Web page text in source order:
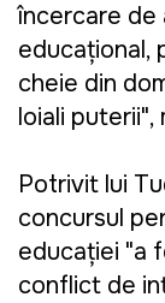
încercare de
educațional,
cheie din
loiali puterii",
Potrivit lui
concursul
educației "a
conflict de